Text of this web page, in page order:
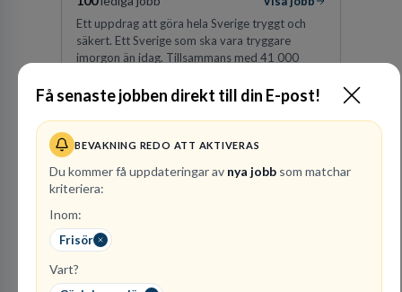
Få senaste jobben direkt till din E-post!
BEVAKNING REDO ATT AKTIVERAS
Du kommer få uppdateringar av nya jobb som matchar
kriteriera:
Inom:
Frisör
Vart?
Ett uppdrag att göra hela Sverige tryggt och
säkert. Ett Sverige som ska vara tryggare
imorgon än idag. Tillsammans med 41 000